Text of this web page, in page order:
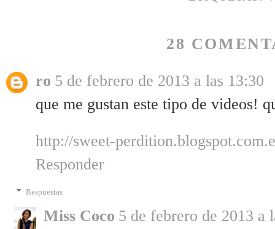
28
ro 5 de febrero de 2013 a las 13:30
que me gustan este tipo de videos!
http://sweet-
Responder
Respuestas
Miss Coco 5 de febrero de 2013 a